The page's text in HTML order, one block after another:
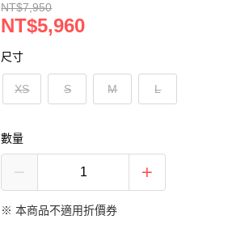
NT$7,950
NT$5,960
尺寸
XS S M L
數量
※ 本商品不適用折價券